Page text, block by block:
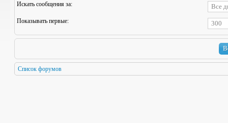
Искать сообщения за:
Показывать первые:
Список форумов